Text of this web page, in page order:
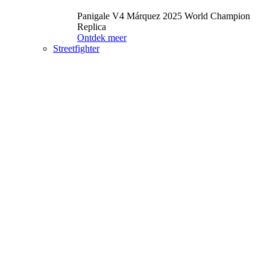
Panigale V4 Márquez 2025 World Champion
Replica
Ontdek meer
Streetfighter